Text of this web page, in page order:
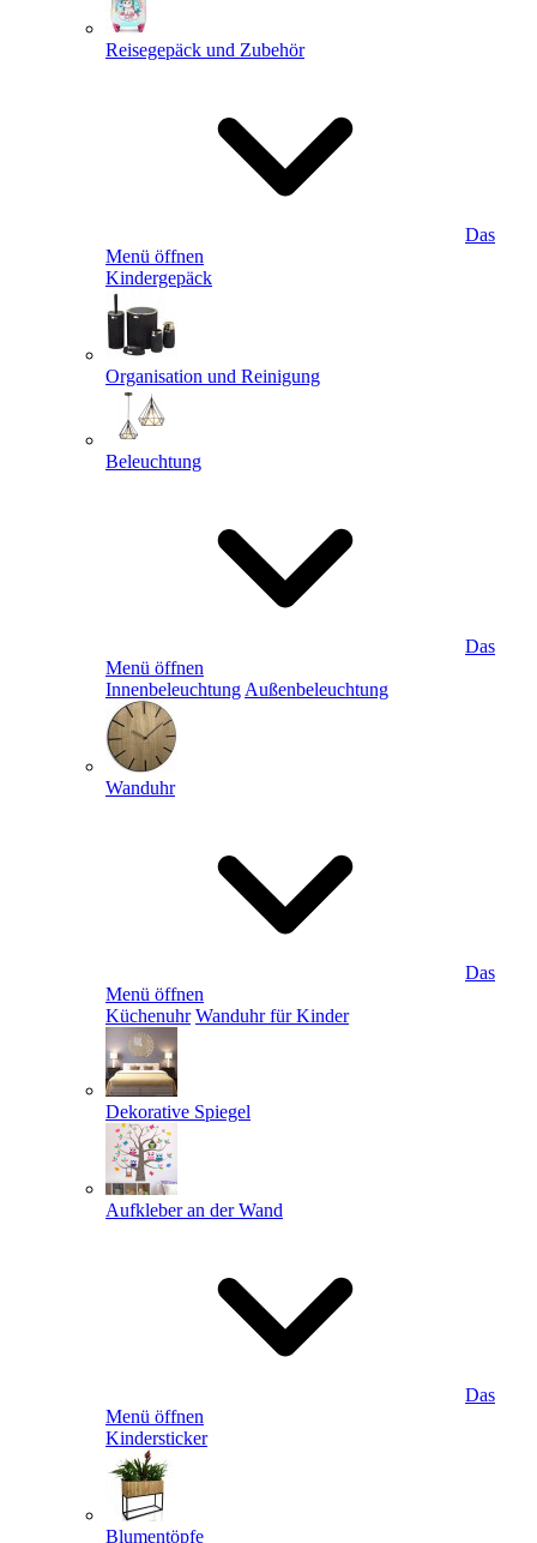
Reisegepäck und Zubehör
Das
Menü öffnen
Kindergepäck
Organisation und Reinigung
Beleuchtung
Das
Menü öffnen
Innenbeleuchtung Außenbeleuchtung
Wanduhr
Das
Menü öffnen
Küchenuhr Wanduhr für Kinder
Dekorative Spiegel
Aufkleber an der Wand
Das
Menü öffnen
Kindersticker
Blumentöpfe